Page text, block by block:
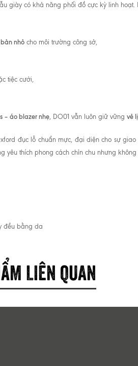
giày có khả năng phối đồ cực kỳ linh hoạt.
nhỏ cho môi trường công sở,
tiệc cưới,
– áo blazer nhẹ, DO01 vẫn luôn giữ vững vẻ
đục lỗ chuẩn mực, đại diện cho sự
yêu thích phong cách chỉn chu nhưng
đều bằng da
LIÊN QUAN